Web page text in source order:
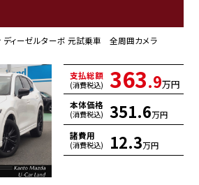
ディーゼルターボ 元試乗車 全周囲カメラ
支払総額
(消費税込) 363.9万円
本体価格
(消費税込) 351.6万円
諸費用
(消費税込) 12.3万円